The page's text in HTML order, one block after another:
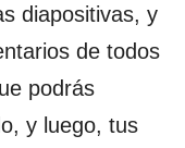
diapositivas, y
de todos
podrás
y luego, tus